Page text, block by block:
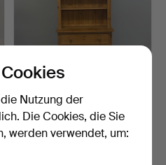
KIEFERNSCHRANK.
2 Tage
Nutzung der
Die Cookies, die Sie
werden verwendet, um: